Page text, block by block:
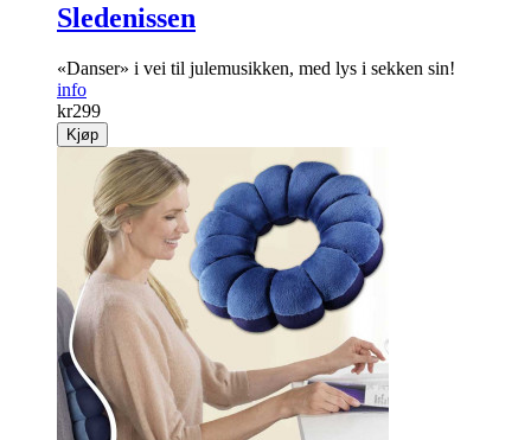
Sledenissen
«Danser» i vei til jule­musikken, med lys i sekken sin!
info
kr299
Kjøp